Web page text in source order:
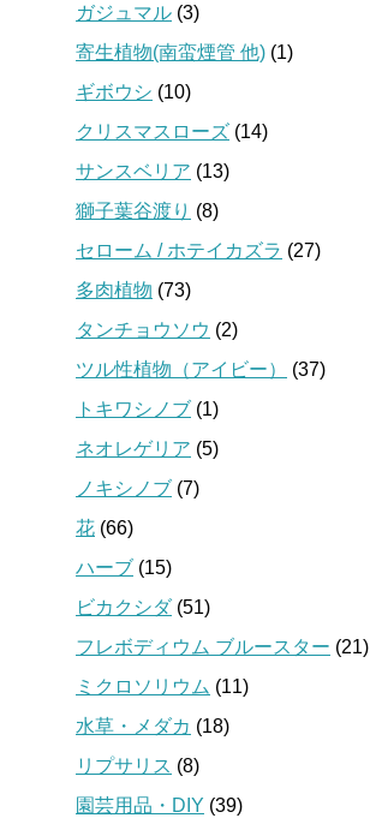
ガジュマル (3)
寄生植物(南蛮煙管 他) (1)
ギボウシ (10)
クリスマスローズ (14)
サンスベリア (13)
獅子葉谷渡り (8)
セローム / ホテイカズラ (27)
多肉植物 (73)
タンチョウソウ (2)
ツル性植物（アイビー）
(37)
トキワシノブ (1)
ネオレゲリア (5)
ノキシノブ (7)
花 (66)
ハーブ (15)
ビカクシダ(51)
フレボディウム ブルースター (21)
ミクロソリウム (11)
水草・メダカ (18)
リプサリス (8)
園芸用品・DIY (39)